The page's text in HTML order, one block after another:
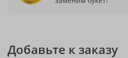
Добавьте к заказу